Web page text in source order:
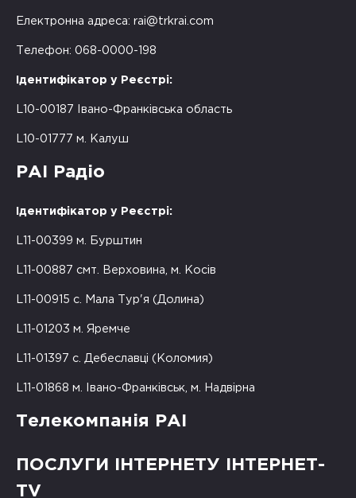
Електронна адреса: rai@trkrai.com
Телефон: 068-0000-198
Ідентифікатор у Реєстрі:
L10-00187 Івано-Франківська область
L10-01777 м. Калуш
РАІ Радіо
Ідентифікатор у Реєстрі:
L11-00399 м. Бурштин
L11-00887 смт. Верховина, м. Косів
L11-00915 с. Мала Тур'я (Долина)
L11-01203 м. Яремче
L11-01397 с. Дебеславці (Коломия)
L11-01868 м. Івано-Франківськ, м. Надвірна
Телекомпанія РАІ
ПОСЛУГИ ІНТЕРНЕТУ ІНТЕРНЕТ-
TV